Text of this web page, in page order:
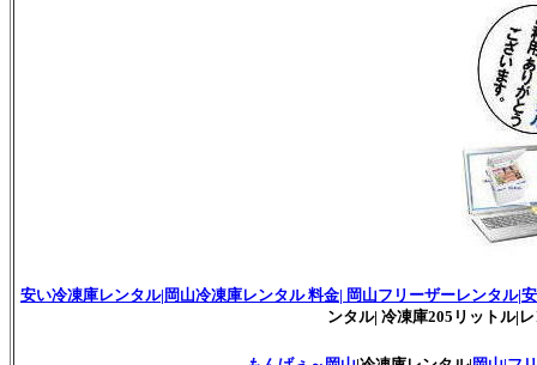
安い冷凍庫レンタル|岡山冷凍庫レンタル 料金| 岡山フリーザーレンタル|
ンタル| 冷凍庫205リットル|